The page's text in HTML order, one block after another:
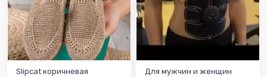
Slipcat коричневая
Для мужчин и женщин